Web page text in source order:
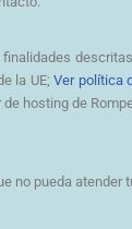
la UE;Ver política
hosting de
no pueda atender